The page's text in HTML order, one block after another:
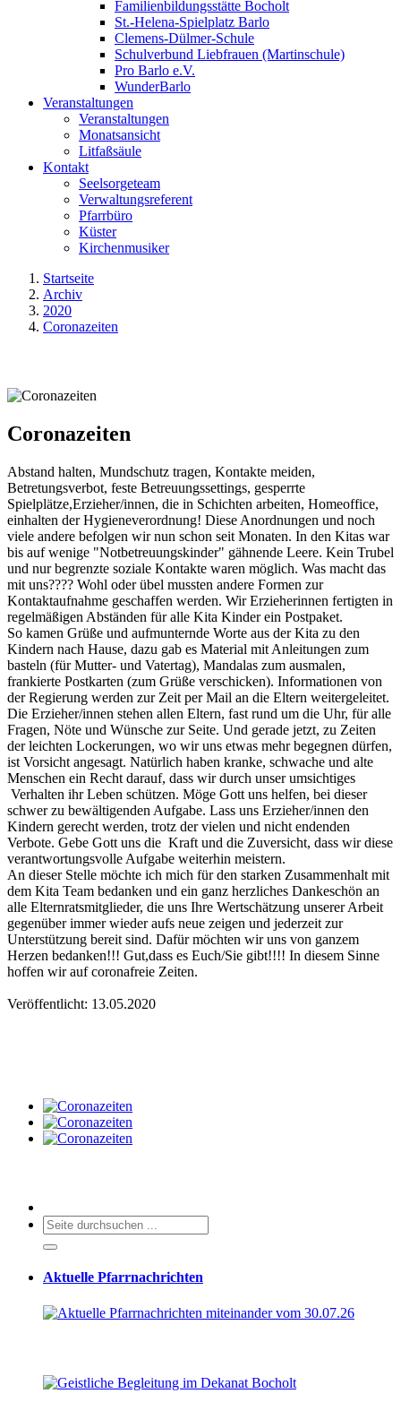
Familienbildungsstätte Bocholt
St.-Helena-Spielplatz Barlo
Clemens-Dülmer-Schule
Schulverbund Liebfrauen (Martinschule)
Pro Barlo e.V.
WunderBarlo
Veranstaltungen
Veranstaltungen
Monatsansicht
Litfaßsäule
Kontakt
Seelsorgeteam
Verwaltungsreferent
Pfarrbüro
Küster
Kirchenmusiker
Startseite
Archiv
2020
Coronazeiten
Coronazeiten
Abstand halten, Mundschutz tragen, Kontakte meiden,
Betretungsverbot, feste Betreuungssettings, gesperrte
Spielplätze,Erzieher/innen, die in Schichten arbeiten, Homeoffice,
einhalten der Hygieneverordnung! Diese Anordnungen und noch
viele andere befolgen wir nun schon seit Monaten. In den Kitas war
bis auf wenige "Notbetreuungskinder" gähnende Leere. Kein Trubel
und nur begrenzte soziale Kontakte waren möglich. Was macht das
mit uns???? Wohl oder übel mussten andere Formen zur
Kontaktaufnahme geschaffen werden. Wir Erzieherinnen fertigten in
regelmäßigen Abständen für alle Kita Kinder ein Postpaket.
So kamen Grüße und aufmunternde Worte aus der Kita zu den
Kindern nach Hause, dazu gab es Material mit Anleitungen zum
basteln (für Mutter- und Vatertag), Mandalas zum ausmalen,
frankierte Postkarten (zum Grüße verschicken). Informationen von
der Regierung werden zur Zeit per Mail an die Eltern weitergeleitet.
Die Erzieher/innen stehen allen Eltern, fast rund um die Uhr, für alle
Fragen, Nöte und Wünsche zur Seite. Und gerade jetzt, zu Zeiten
der leichten Lockerungen, wo wir uns etwas mehr begegnen dürfen,
ist Vorsicht angesagt. Natürlich haben kranke, schwache und alte
Menschen ein Recht darauf, dass wir durch unser umsichtiges
Verhalten ihr Leben schützen. Möge Gott uns helfen, bei dieser
schwer zu bewältigenden Aufgabe. Lass uns Erzieher/innen den
Kindern gerecht werden, trotz der vielen und nicht endenden
Verbote. Gebe Gott uns die Kraft und die Zuversicht, dass wir diese
verantwortungsvolle Aufgabe weiterhin meistern.
An dieser Stelle möchte ich mich für den starken Zusammenhalt mit
dem Kita Team bedanken und ein ganz herzliches Dankeschön an
alle Elternratsmitglieder, die uns Ihre Wertschätzung unserer Arbeit
gegenüber immer wieder aufs neue zeigen und jederzeit zur
Unterstützung bereit sind. Dafür möchten wir uns von ganzem
Herzen bedanken!!! Gut,dass es Euch/Sie gibt!!!! In diesem Sinne
hoffen wir auf coronafreie Zeiten.
Veröffentlicht: 13.05.2020
Aktuelle Pfarrnachrichten